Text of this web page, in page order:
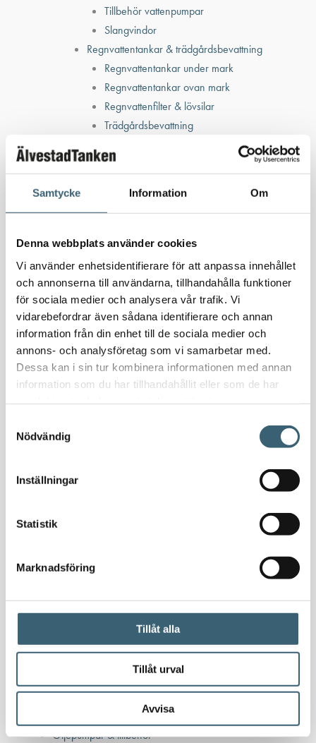
Samtycke Information Om
Denna webbplats använder cookies
Vi använder enhetsidentifierare för att anpassa innehållet
och annonserna till användarna, tillhandahålla funktioner
för sociala medier och analysera vår trafik. Vi
vidarebefordrar även sådana identifierare och annan
information från din enhet till de sociala medier och
annons- och analysföretag som vi samarbetar med.
Dessa kan i sin tur kombinera informationen med annan
information som du har tillhandahållit eller som de har
Nödvändig
Inställningar
Statistik
Marknadsföring
Tillåt alla
Tillåt urval
Avvisa
Tillbehör vattenpumpar
Slangvindor
Regnvattentankar & trädgårdsbevattning
Regnvattentankar under mark
Regnvattentankar ovan mark
Regnvattenfilter & lövsilar
Trädgårdsbevattning
Bufferttankar till växtskyddsspruta
Vattenvagnar
Oljeavskiljare & Fettavskiljare
Specialsvetsade lagringstankar
Ståltankar för lagring, transport & process
AdBlue
AdBluetankar
AdBlue transporttankar
AdBluepumpar & tillbehör
Diesel
Bensin
Bensinutrustning
Kem
Kemikalietankar
Uppsamlingskärl för fat & IBC
Spilloljetankar & utrustning
Oljepumpar & tillbehör